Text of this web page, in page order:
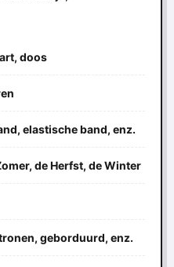
doos
elastische band, enz.
de Herfst, de Winter
geborduurd, enz.